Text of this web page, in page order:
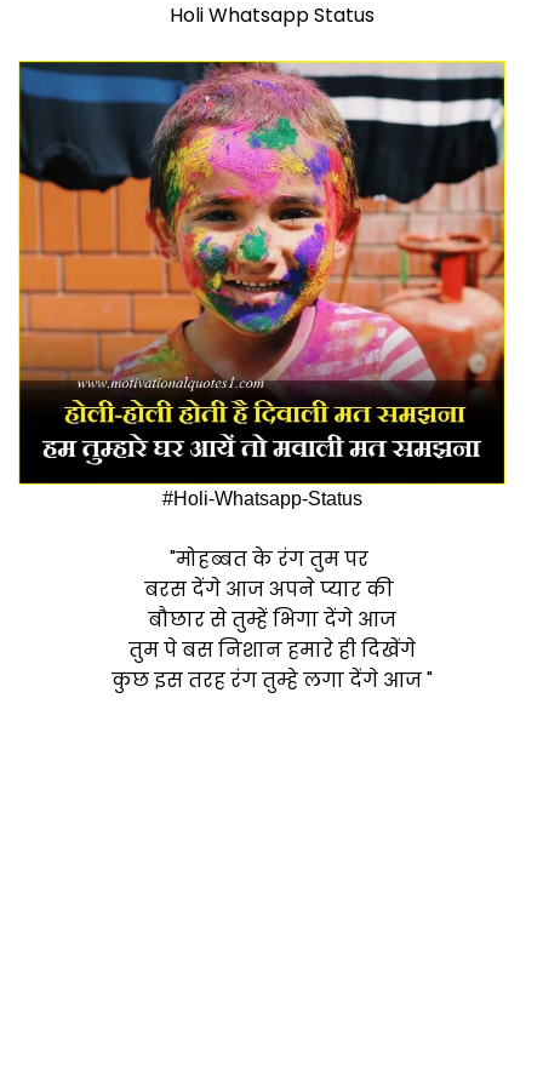
Holi Whatsapp Status
#Holi-Whatsapp-Status
"मोहब्बत के रंग तुम पर
बरस देंगे आज अपने प्यार की
बौछार से तुम्हें भिगा देंगे आज
तुम पे बस निशान हमारे ही दिखेंगे
कुछ इस तरह रंग तुम्हे लगा देंगे आज "